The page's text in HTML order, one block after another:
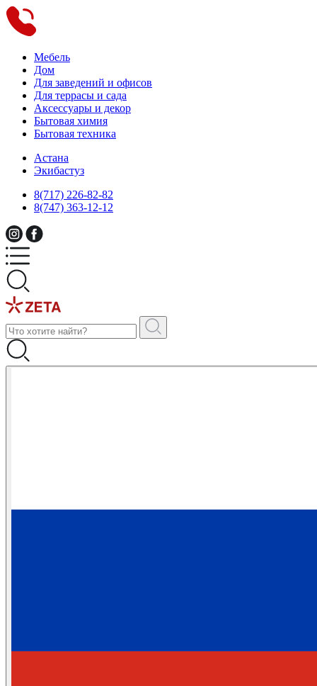
Мебель
Дом
Для заведений и офисов
Для террасы и сада
Аксессуары и декор
Бытовая химия
Бытовая техника
Астана
Экибастуз
8(717) 226-82-82
8(747) 363-12-12